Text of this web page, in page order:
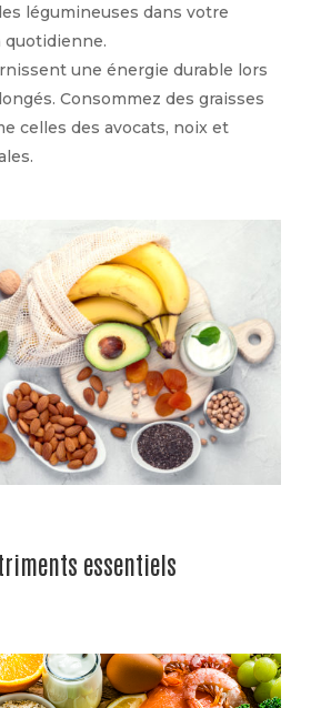
légumineuses dans votre
une énergie durable lors
Consommez des graisses
celles des avocats, noix et
essentiels